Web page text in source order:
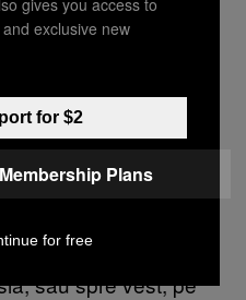
imposibil de
de geto-daci,
Chiar și
nu a fost un stat
delimitate. Au
populații care
în viitoarea
sau spre vest, pe
exclusive new
for $2
Plans
for free